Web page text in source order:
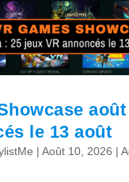
le 13 août
|Août 10, 2026 |